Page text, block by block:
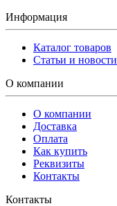
Информация
Каталог товаров
Статьи и новости
О компании
О компании
Доставка
Оплата
Как купить
Реквизиты
Контакты
Контакты